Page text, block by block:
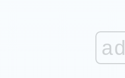
ad